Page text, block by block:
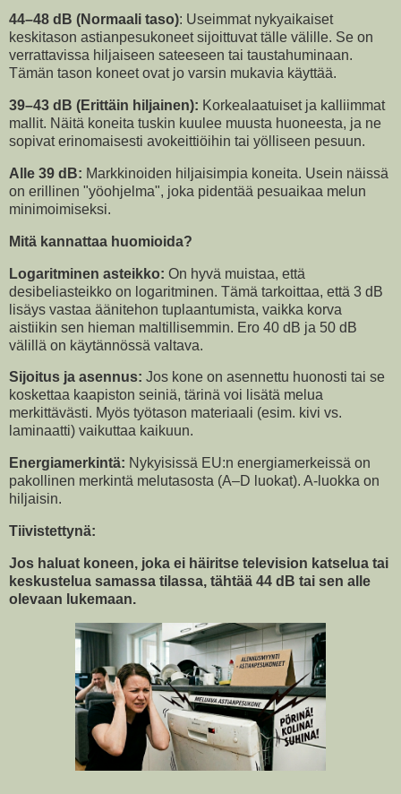
44–48 dB (Normaali taso): Useimmat nykyaikaiset
keskitason astianpesukoneet sijoittuvat tälle välille. Se on
verrattavissa hiljaiseen sateeseen tai taustahuminaan.
Tämän tason koneet ovat jo varsin mukavia käyttää.
39–43 dB (Erittäin hiljainen): Korkealaatuiset ja kalliimmat
mallit. Näitä koneita tuskin kuulee muusta huoneesta, ja ne
sopivat erinomaisesti avokeittiöihin tai yölliseen pesuun.
Alle 39 dB: Markkinoiden hiljaisimpia koneita. Usein näissä
on erillinen "yöohjelma", joka pidentää pesuaikaa melun
minimoimiseksi.
Mitä kannattaa huomioida?
Logaritminen asteikko: On hyvä muistaa, että
desibeliasteikko on logaritminen. Tämä tarkoittaa, että 3 dB
lisäys vastaa äänitehon tuplaantumista, vaikka korva
aistiikin sen hieman maltillisemmin. Ero 40 dB ja 50 dB
välillä on käytännössä valtava.
Sijoitus ja asennus: Jos kone on asennettu huonosti tai se
koskettaa kaapiston seiniä, tärinä voi lisätä melua
merkittävästi. Myös työtason materiaali (esim. kivi vs.
laminaatti) vaikuttaa kaikuun.
Energiamerkintä: Nykyisissä EU:n energiamerkeissä on
pakollinen merkintä melutasosta (A–D luokat). A-luokka on
hiljaisin.
Tiivistettynä:
Jos haluat koneen, joka ei häiritse television katselua tai
keskustelua samassa tilassa, tähtää 44 dB tai sen alle
olevaan lukemaan.